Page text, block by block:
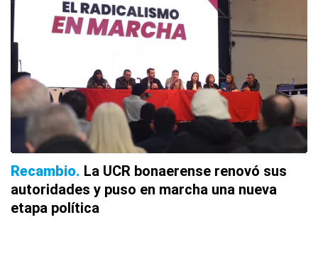
Recambio La UCR bonaerense renovó sus
autoridades y puso en marcha una nueva
etapa política